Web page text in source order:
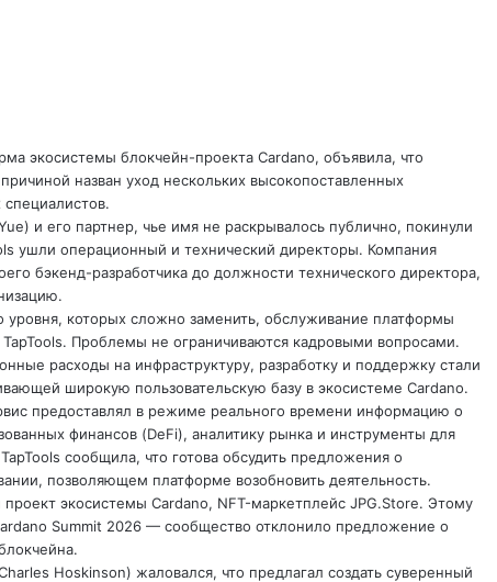
экосистемы блокчейн-проекта Cardano, объявила, что
назван уход нескольких высокопоставленных
и его партнер, чье имя не раскрывалось публично, покинули
ушли операционный и технический директоры. Компания
бэкенд-разработчика до должности технического директора,
уровня, которых сложно заменить, обслуживание платформы
Проблемы не ограничиваются кадровыми вопросами.
расходы на инфраструктуру, разработку и поддержку стали
широкую пользовательскую базу в экосистеме Cardano.
предоставлял в режиме реального времени информацию о
финансов (DeFi), аналитику рынка и инструменты для
сообщила, что готова обсудить предложения о
позволяющем платформе возобновить деятельность.
экосистемы Cardano, NFT-маркетплейс JPG.Store. Этому
Summit 2026 — сообщество отклонило предложение о
Hoskinson) жаловался, что предлагал создать суверенный